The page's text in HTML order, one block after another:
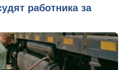
работника за